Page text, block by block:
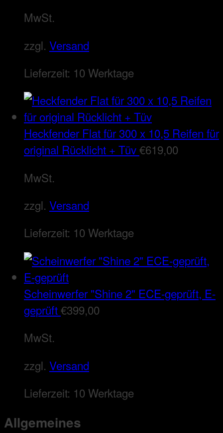
MwSt.
zzgl. Versand
Lieferzeit: 10 Werktage
Heckfender Flat für 300 x 10,5 Reifen für
original Rücklicht + Tüv€619,00
MwSt.
zzgl. Versand
Lieferzeit: 10 Werktage
Scheinwerfer "Shine 2" ECE-geprüft, E-
geprüft€399,00
MwSt.
zzgl. Versand
Lieferzeit: 10 Werktage
Allgemeines